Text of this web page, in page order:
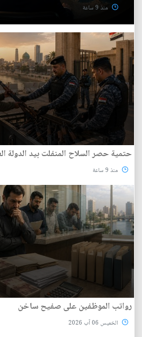
منذ 9 ساعة
حتمية حصر السلاح المنفلت بيد الدولة
منذ 9 ساعة
رواتب الموظفين على صفيح ساخن
الخميس 06 آب 2026